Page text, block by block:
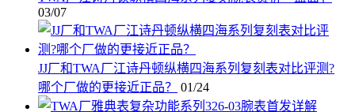
03/07
JJ厂和TWA厂江诗丹顿纵横四海系列复刻表对比评测?
哪个厂做的更接近正品？
01/24